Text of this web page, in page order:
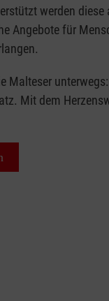
werden
Angebote für
Malteser
Mit dem